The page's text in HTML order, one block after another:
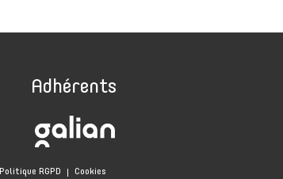
Adhérents
Politique RGPD Cookies